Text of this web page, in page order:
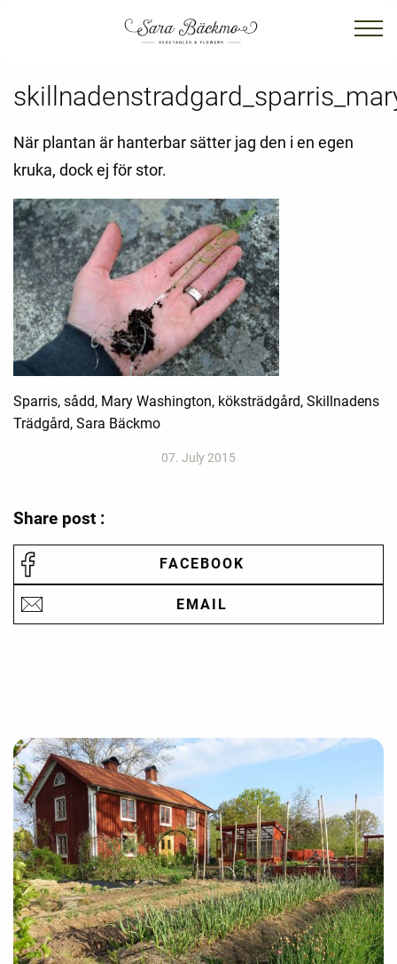
När plantan är hanterbar sätter jag den i en egen
kruka, dock ej för stor.
Sparris, sådd, Mary Washington, köksträdgård, Skillnadens
Trädgård, Sara Bäckmo
07. July 2015
Share post :
FACEBOOK
EMAIL